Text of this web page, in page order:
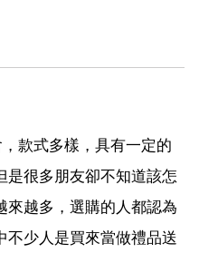
款式多樣，具有一定的
是很多朋友卻不知道該怎
來越多，選購的人都認為
不少人是買來當做禮品送